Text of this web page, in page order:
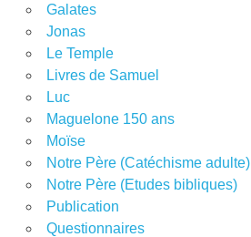
Galates
Jonas
Le Temple
Livres de Samuel
Luc
Maguelone 150 ans
Moïse
Notre Père (Catéchisme adulte)
Notre Père (Etudes bibliques)
Publication
Questionnaires